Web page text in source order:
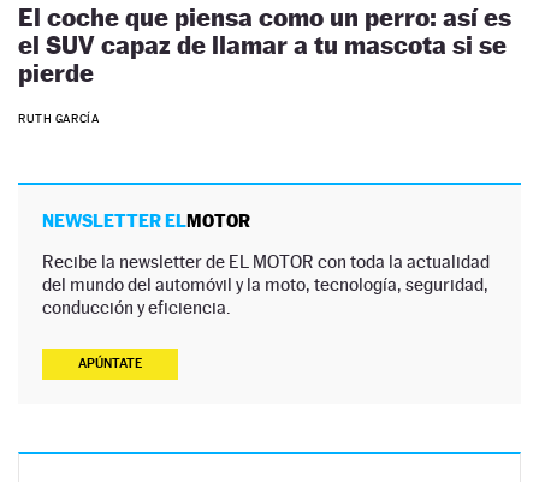
El coche que piensa como un perro: así es
el SUV capaz de llamar a tu mascota si se
pierde
RUTH GARCÍA
NEWSLETTER ELMOTOR
Recibe la newsletter de EL MOTOR con toda la actualidad
del mundo del automóvil y la moto, tecnología, seguridad,
conducción y eficiencia.
APÚNTATE